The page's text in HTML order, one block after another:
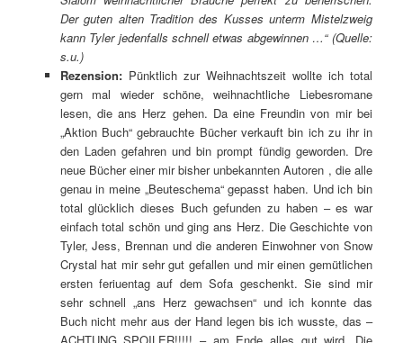
Der guten alten Tradition des Kusses unterm Mistelzweig
kann Tyler jedenfalls schnell etwas abgewinnen …“ (Quelle:
s.u.)
Rezension: Pünktlich zur Weihnachtszeit wollte ich total
gern mal wieder schöne, weihnachtliche Liebesromane
lesen, die ans Herz gehen. Da eine Freundin von mir bei
„Aktion Buch“ gebrauchte Bücher verkauft bin ich zu ihr in
den Laden gefahren und bin prompt fündig geworden. Dre
neue Bücher einer mir bisher unbekannten Autoren , die alle
genau in meine „Beuteschema“ gepasst haben. Und ich bin
total glücklich dieses Buch gefunden zu haben – es war
einfach total schön und ging ans Herz. Die Geschichte von
Tyler, Jess, Brennan und die anderen Einwohner von Snow
Crystal hat mir sehr gut gefallen und mir einen gemütlichen
ersten feriuentag auf dem Sofa geschenkt. Sie sind mir
sehr schnell „ans Herz gewachsen“ und ich konnte das
Buch nicht mehr aus der Hand legen bis ich wusste, das –